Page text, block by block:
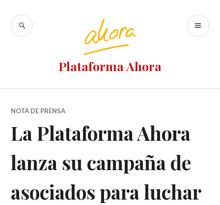
Plataforma Ahora
NOTA DE PRENSA
La Plataforma Ahora
lanza su campaña de
asociados para luchar